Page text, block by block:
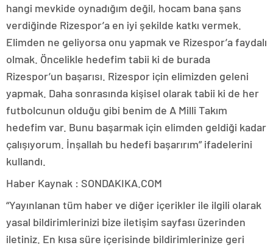
hangi mevkide oynadığım değil, hocam bana şans
verdiğinde Rizespor’a en iyi şekilde katkı vermek.
Elimden ne geliyorsa onu yapmak ve Rizespor’a faydalı
olmak. Öncelikle hedefim tabii ki de burada
Rizespor’un başarısı. Rizespor için elimizden geleni
yapmak. Daha sonrasında kişisel olarak tabii ki de her
futbolcunun olduğu gibi benim de A Milli Takım
hedefim var. Bunu başarmak için elimden geldiği kadar
çalışıyorum. İnşallah bu hedefi başarırım” ifadelerini
kullandı.
Haber Kaynak : SONDAKIKA.COM
“Yayınlanan tüm haber ve diğer içerikler ile ilgili olarak
yasal bildirimlerinizi bize iletişim sayfası üzerinden
iletiniz. En kısa süre içerisinde bildirimlerinize geri